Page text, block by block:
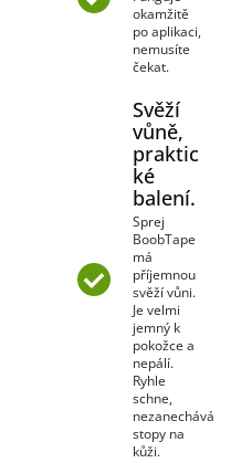
okamžitě
po aplikaci,
nemusíte
čekat.
Svěží
vůně,
praktic
ké
balení.
Sprej
BoobTape
má
příjemnou
svěží vůni.
Je velmi
jemný k
pokožce a
nepálí.
Ryhle
schne,
nezanechává
stopy na
kůži.